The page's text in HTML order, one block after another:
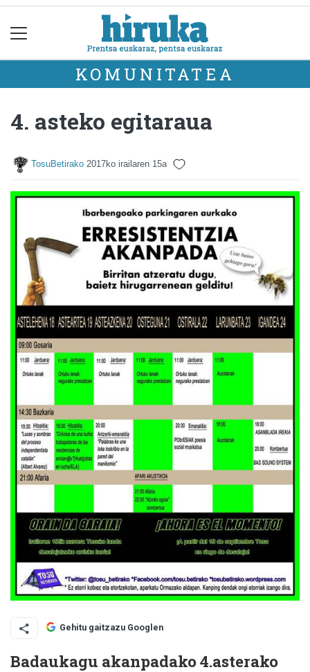
KOMUNITATEA
4. asteko egitaraua
TosuBetirako 2017ko irailaren 15a
Gehitu gaitzazu Googlen
Badaukagu akanpadako 4.asterako